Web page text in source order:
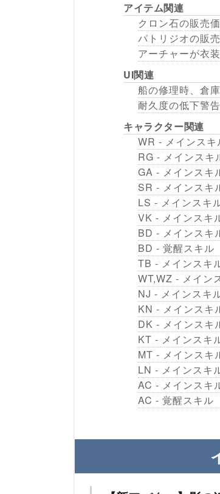
アイテム関連
クロン石の販売
パトリジオの販
アーチャーが衣
UI関連
船の修理時、倉
耐久度の低下警
キャラクター関連
WR - メインスキ
RG - メインスキ
GA - メインスキ
SR - メインスキ
LS - メインスキ
VK - メインスキ
BD - メインスキ
BD - 覚醒スキル
TB - メインスキ
WT,WZ - メイン
NJ - メインスキ
KN - メインスキ
DK - メインスキ
KT - メインスキ
MT - メインスキ
LN - メインスキ
AC - メインスキ
AC - 覚醒スキル